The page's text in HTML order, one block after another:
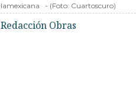
lamexicana - (Foto: Cuartoscuro)
Redacción Obras